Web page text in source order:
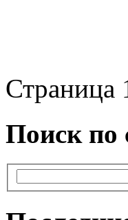
Страница
Поиск по